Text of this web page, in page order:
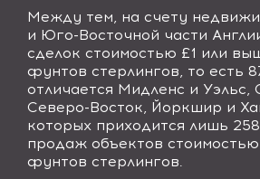
Между тем, на счету
и Юго-Восточной части
сделок стоимостью £1 или
фунтов стерлингов, то есть
отличается Мидленс и Уэльс,
Северо-Восток, Йоркшир и
которых приходится лишь
продаж объектов стоимостью
фунтов стерлингов.